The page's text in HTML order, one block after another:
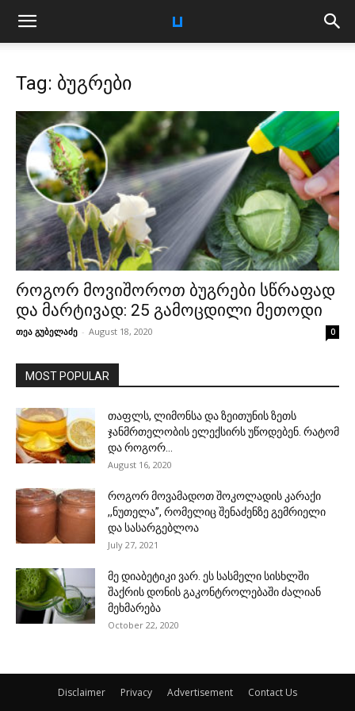
Tag: ბუგრები
როგორ მოვიშოროთ ბუგრები სწრაფად
და მარტივად: 25 გამოცდილი მეთოდი
თეა გუბელაძე - August 18, 2020 0
MOST POPULAR
თაფლს, ლიმონსა და ზეითუნის ზეთს
ჯანმრთელობის ელექსირს უწოდებენ. რატომ
და როგორ...
August 16, 2020
როგორ მოვამადოთ შოკოლადის კარაქი
,,ნუთელა”, რომელიც შენაძენზე გემრიელი
და სასარგებლოა
July 27, 2021
მე დიაბეტიკი ვარ. ეს სასმელი სისხლში
შაქრის დონის გაკონტროლებაში ძალიან
მეხმარება
October 22, 2020
Disclaimer Privacy Advertisement Contact Us